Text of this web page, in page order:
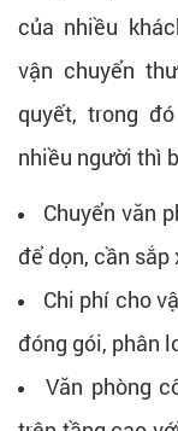
của nhiều
vận chuyển
quyết, trong
nhiều người thì
Chuyển văn
để dọn, cần sắp
Chi phí cho
đóng gói, phân
Văn phòng